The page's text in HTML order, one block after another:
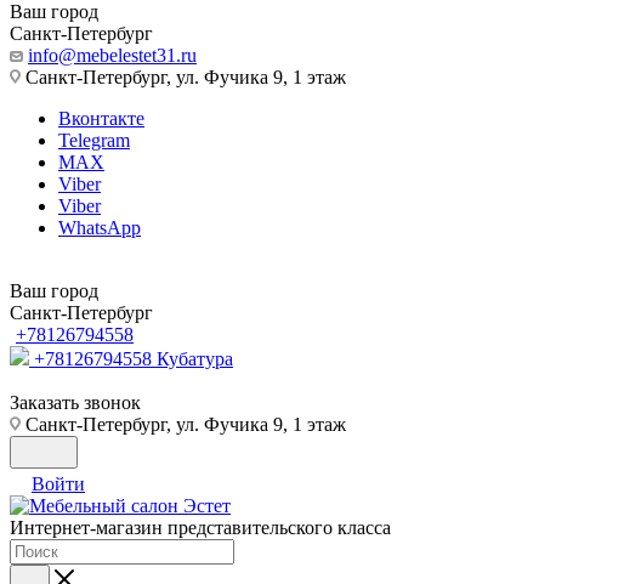
Ваш город
Санкт-Петербург
info@mebelestet31.ru
Санкт-Петербург, ул. Фучика 9, 1 этаж
Вконтакте
Telegram
MAX
Viber
Viber
WhatsApp
Ваш город
Санкт-Петербург
+78126794558
+78126794558 Кубатура
Заказать звонок
Санкт-Петербург, ул. Фучика 9, 1 этаж
Войти
Интернет-магазин представительского класса